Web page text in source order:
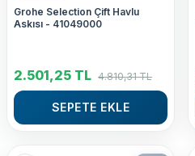
Grohe Selection Çift Havlu
Askısı - 41049000
2.501,25 TL 4.810,31TL
SEPETE EKLE